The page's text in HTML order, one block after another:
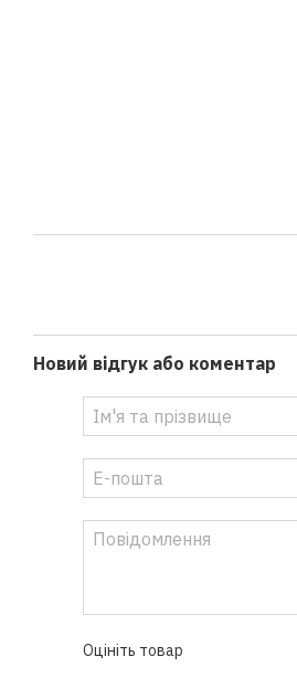
Новий відгук або коментар
Оцініть товар